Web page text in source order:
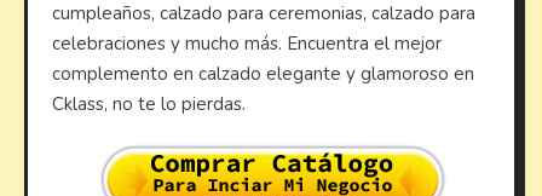
cumpleaños, calzado para ceremonias, calzado para
celebraciones y mucho más. Encuentra el mejor
complemento en calzado elegante y glamoroso en
Cklass, no te lo pierdas.